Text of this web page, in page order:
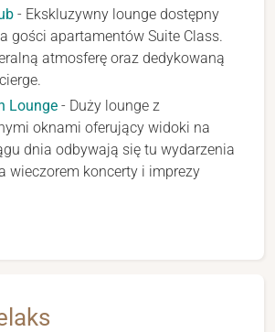
- Ekskluzywny lounge dostępny
gości apartamentów Suite Class.
atmosferę oraz dedykowaną
Lounge - Duży lounge z
oknami oferujący widoki na
dnia odbywają się tu wydarzenia
wieczorem koncerty i imprezy